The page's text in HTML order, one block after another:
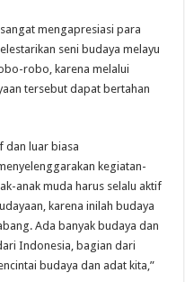
mengapresiasi para
seni budaya melayu
robo, karena melalui
tersebut dapat bertahan
dan luar biasa
kegiatan-
anak muda harus selalu aktif
karena inilah budaya
Ada banyak budaya dan
Indonesia, bagian dari
budaya dan adat kita,”